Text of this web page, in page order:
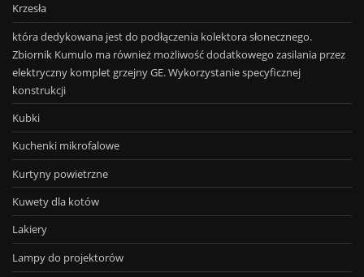
Krzesła
która dedykowana jest do podłączenia kolektora słonecznego.
Zbiornik Kumulo ma również możliwość dodatkowego zasilania przez
elektryczny komplet grzejny GE. Wykorzystanie specyficznej
konstrukcji
Kubki
Kuchenki mikrofalowe
Kurtyny powietrzne
Kuwety dla kotów
Lakiery
Lampy do projektorów